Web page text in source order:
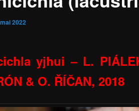
2022
yjhui – L.
& O. ŘÍČAN, 2018